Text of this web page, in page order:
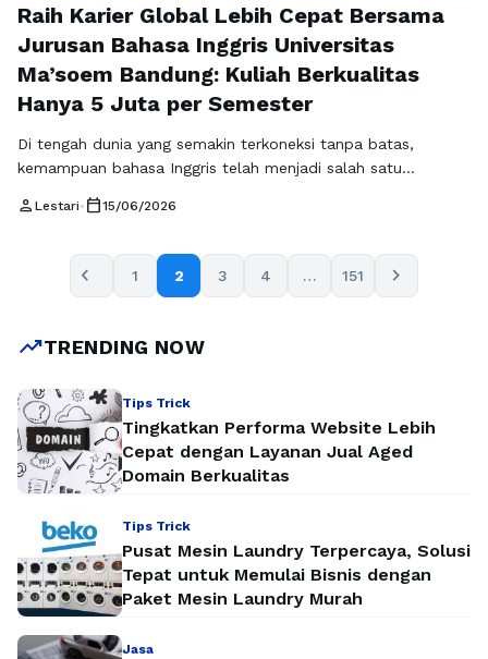
Raih Karier Global Lebih Cepat Bersama
Jurusan Bahasa Inggris Universitas
Ma’soem Bandung: Kuliah Berkualitas
Hanya 5 Juta per Semester
Di tengah dunia yang semakin terkoneksi tanpa batas,
kemampuan bahasa Inggris telah menjadi salah satu
bukan hanya alat komunikasi, tetapi juga pintu masuk menuju
profesional yang lebih luas. Karena itu, memilih jurusan
bahasa inggris merupakan langkah strategis yang dapat
person Lestari• calendar_today15/06/2026
chevron_left 1 2 3 4 … 151 chevron_right
trending_upTRENDING NOW
Tips Trick
Tingkatkan Performa Website Lebih
Cepat dengan Layanan Jual Aged
Domain Berkualitas
Tips Trick
Pusat Mesin Laundry Terpercaya, Solusi
Tepat untuk Memulai Bisnis dengan
Paket Mesin Laundry Murah
Jasa